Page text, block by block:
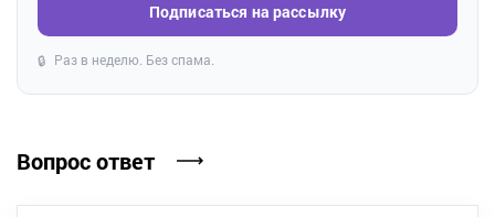
Подписаться на рассылку
🔒 Раз в неделю. Без спама.
Вопрос ответ